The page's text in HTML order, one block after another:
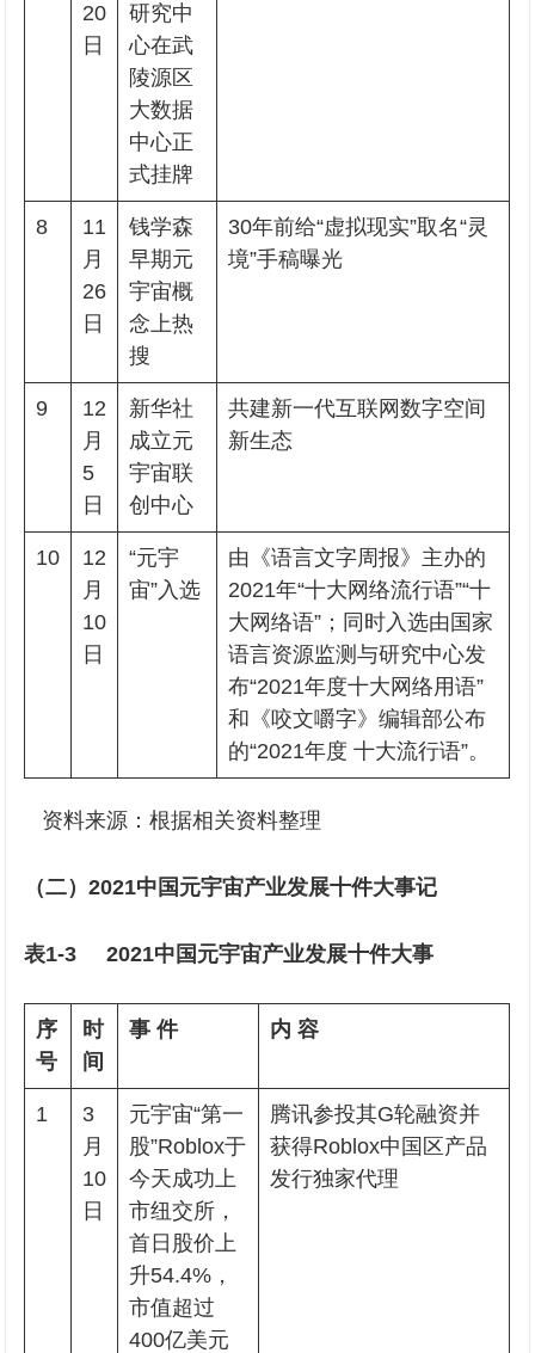
20
日
研究中
心在武
陵源区
大数据
中心正
式挂牌
8
11
月
26
日
钱学森
早期元
宇宙概
念上热
搜
30年前给“虚拟现实”取名“灵
境”手稿曝光
9
12
月
5
日
新华社
成立元
宇宙联
创中心
共建新一代互联网数字空间
新生态
10
12
月
10
日
“元宇
宙”入选
由《语言文字周报》主办的
2021年“十大网络流行语”“十
大网络语”；同时入选由国家
语言资源监测与研究中心发
布“2021年度十大网络用语”
和《咬文嚼字》编辑部公布
的“2021年度 十大流行语”。
资料来源：根据相关资料整理
（二）2021中国元宇宙产业发展十件大事记
表1-3 2021中国元宇宙产业发展十件大事
序
号
时
间
事 件 内 容
1
3
月
10
日
元宇宙“第一
股”Roblox于
今天成功上
市纽交所，
首日股价上
升54.4%，
市值超过
400亿美元
腾讯参投其G轮融资并
获得Roblox中国区产品
发行独家代理